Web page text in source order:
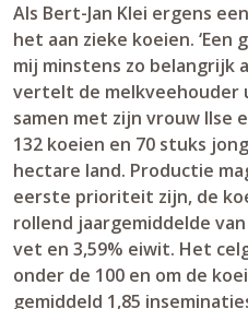
Als Bert-Jan Klei ergens
het aan zieke koeien.
mij minstens zo belangrijk
vertelt de melkveehouder
samen met zijn vrouw Ilse
132 koeien en 70 stuks
hectare land. Productie
eerste prioriteit zijn, de
rollend jaargemiddelde
vet en 3,59% eiwit. Het
onder de 100 en om de
gemiddeld 1,85